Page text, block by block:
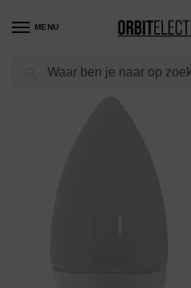
MENU
Shop / Verlichting /